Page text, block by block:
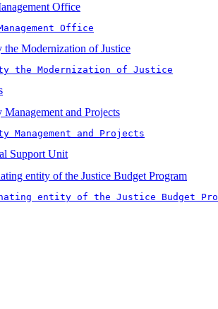
Office
Office
the Modernization of Justice
the Modernization of Justice
Management and Projects
Management and Projects
Support Unit
entity of the Justice Budget Program
entity of the Justice Budget